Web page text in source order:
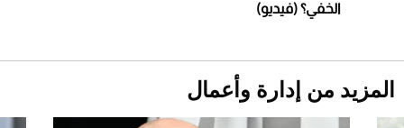
الخفي؟ (فيديو)
المزيد من إدارة وأعمال